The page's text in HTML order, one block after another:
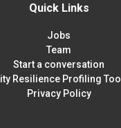
Quick Links
Jobs
Team
Start a conversation
Resilience Profiling Tool
Privacy Policy